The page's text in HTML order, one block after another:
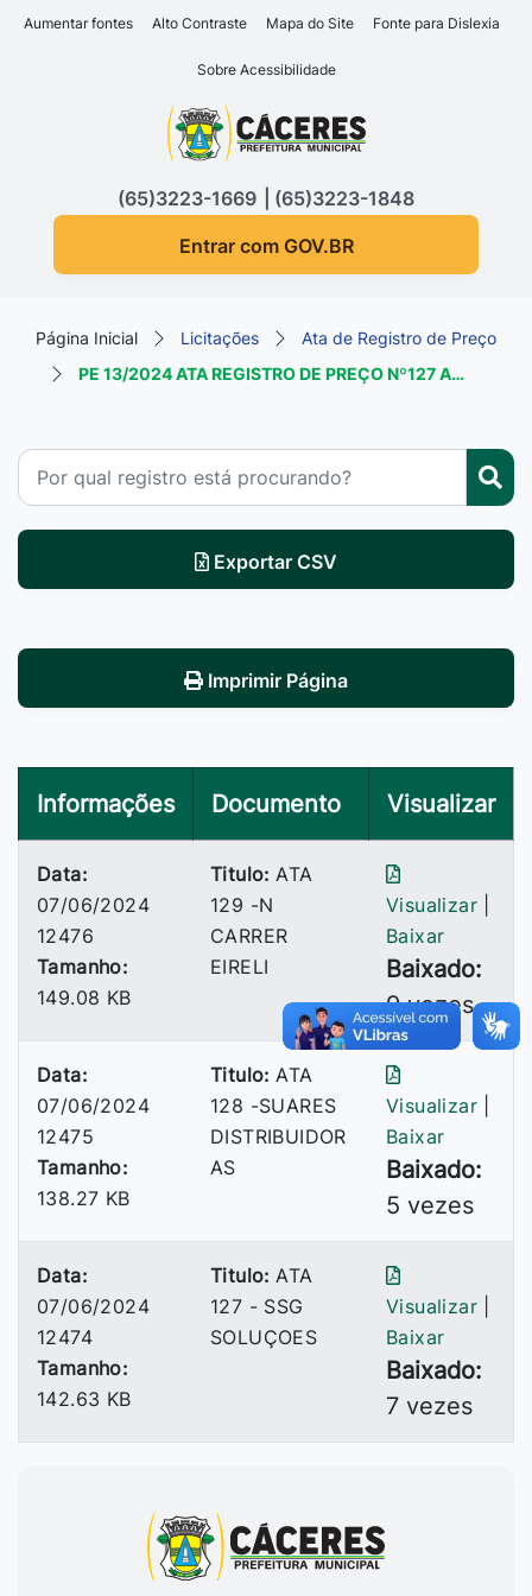
Seção de atalhos e links
Ir para o conteúdo [alt+1]
Ir para o rodapé [alt+4]
Aumentar fontes Alto Contraste Mapa do Site Fonte para Dislexia
Sobre Acessibilidade
Seção do menu principal
(65)3223-1669
(65)3223-1848
Entrar com GOV.BR
Página Inicial Licitações
Ata de Registro de Preço
PE 13/2024 ATA REGISTRO DE PREÇO Nº127 A…
Exportar CSV
Imprimir Página
Informações Documento Visualizar
Data:
07/06/2024
12476
Tamanho:
149.08 KB
Titulo: ATA
129 -N
CARRER
EIRELI
Visualizar
Baixar
Baixado:
9 vezes
Data:
07/06/2024
12475
Tamanho:
138.27 KB
Titulo: ATA
128 -SUARES
DISTRIBUIDOR
AS
Visualizar
Baixar
Baixado:
5 vezes
Data:
07/06/2024
12474
Tamanho:
142.63 KB
Titulo: ATA
127 - SSG
SOLUÇOES
Visualizar
Baixar
Baixado:
7 vezes